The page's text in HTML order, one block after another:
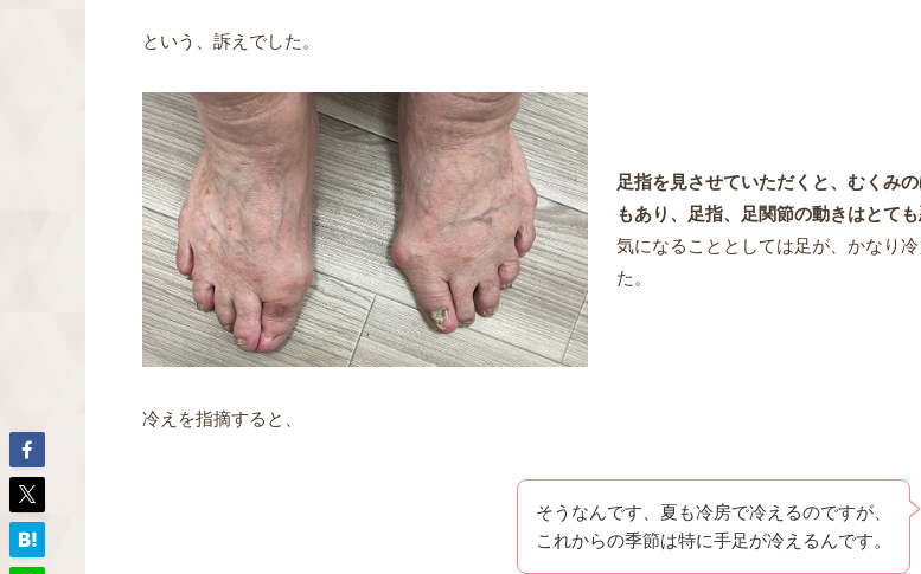
という、訴えでした。
足指を見させていただくと、むくみ
もあり、足指、足関節の動きはとても
気になることとしては足が、かなり
た。
冷えを指摘すると、
そうなんです、夏も冷房で冷えるのですが、
これからの季節は特に手足が冷えるんです。